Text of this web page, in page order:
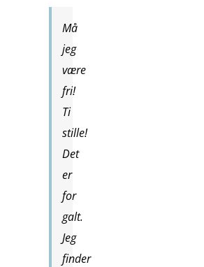
Må
jeg
være
fri!
Ti
stille!
Det
er
for
galt.
Jeg
finder